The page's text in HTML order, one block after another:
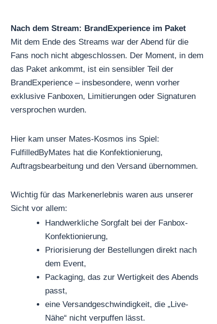
Nach dem Stream: BrandExperience im Paket
Mit dem Ende des Streams war der Abend für die
Fans noch nicht abgeschlossen. Der Moment, in dem
das Paket ankommt, ist ein sensibler Teil der
BrandExperience – insbesondere, wenn vorher
exklusive Fanboxen, Limitierungen oder Signaturen
versprochen wurden.
Hier kam unser Mates-Kosmos ins Spiel:
FulfilledByMates hat die Konfektionierung,
Auftragsbearbeitung und den Versand übernommen.
Wichtig für das Markenerlebnis waren aus unserer
Sicht vor allem:
Handwerkliche Sorgfalt bei der Fanbox-
Konfektionierung,
Priorisierung der Bestellungen direkt nach
dem Event,
Packaging, das zur Wertigkeit des Abends
passt,
eine Versandgeschwindigkeit, die „Live-
Nähe“ nicht verpuffen lässt.